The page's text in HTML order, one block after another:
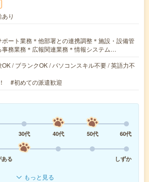
り
ポート業務＊他部署との連携調整＊施設・設備管
事務業務＊広報関連業務＊情報システム…
/ ブランクOK / パソコンスキル不要 / 英語力不
#初めての派遣歓迎
30代 40代 50代
60代
る
しずか
もっと見る